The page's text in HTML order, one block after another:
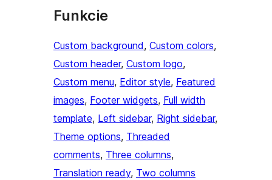
Funkcie
Custom background, Custom colors
Custom header, Custom logo
Custom menu, Editor style, Featured
images, Footer widgets, Full width
template, Left sidebar, Right sidebar
Theme options, Threaded
comments, Three columns
Translation ready, Two columns